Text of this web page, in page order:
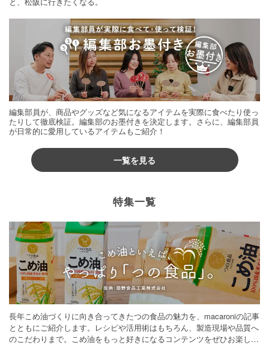
編集部員が、商品やグッズなど気になるアイテムを実際に食べたり使っ
たりして徹底検証。編集部のお墨付きを決定します。さらに、編集部員
が日常的に愛用しているアイテムもご紹介！
一覧を見る
特集一覧
長年こめ油づくりに向き合ってきたつの食品の魅力を、macaroniの記事
とともにご紹介します。レシピや活用術はもちろん、製造現場や品質へ
のこだわりまで。こめ油をもっと好きになるコンテンツをぜひお楽しみ